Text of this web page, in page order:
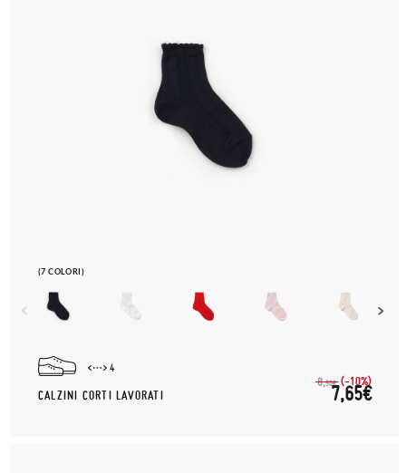
(7 COLORI)
4
CALZINI CORTI LAVORATI
8,50€ (-10%)
7,65€